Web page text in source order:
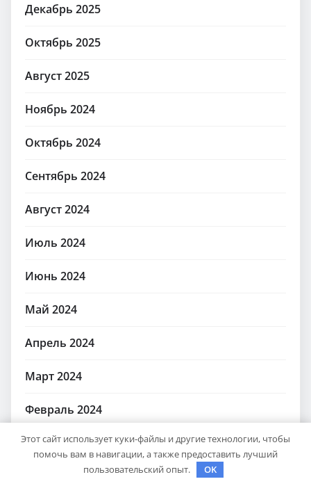
Декабрь 2025
Октябрь 2025
Август 2025
Ноябрь 2024
Октябрь 2024
Сентябрь 2024
Август 2024
Июль 2024
Июнь 2024
Май 2024
Апрель 2024
Март 2024
Февраль 2024
Ноябрь 2023
Февраль 2023
Этот сайт использует куки-файлы и другие технологии, чтобы
помочь вам в навигации, а также предоставить лучший
пользовательский опыт.
OK